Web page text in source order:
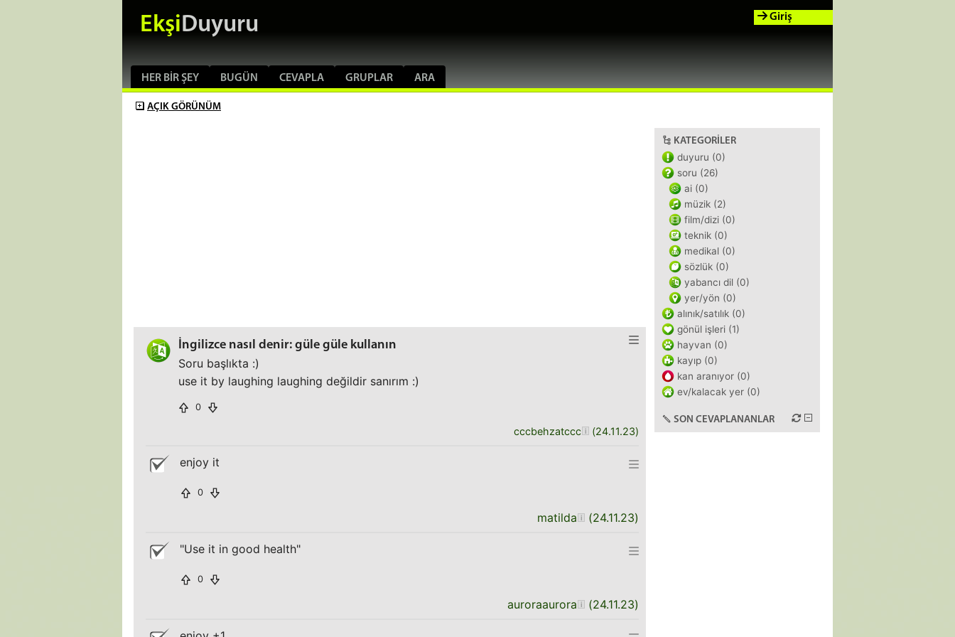
EkşiDuyuru
HER BIR ŞEY BUGÜN CEVAPLA GRUPLAR ARA
Giriş
AÇIK GÖRÜNÜM
İngilizce nasıl denir: güle güle kullanın
Soru başlıkta :)
use it by laughing laughing değildir sanırım :)
0
cccbehzatccc (24.11.23)
enjoy it
0
matilda (24.11.23)
"Use it in good health"
0
auroraaurora (24.11.23)
KATEGORILER
duyuru (0)
soru (26)
ai (0)
müzik (2)
film/dizi (0)
teknik (0)
medikal (0)
sözlük (0)
yabancı dil (0)
yer/yön (0)
alınık/satılık (0)
gönül işleri (1)
hayvan (0)
kayıp (0)
kan aranıyor (0)
ev/kalacak yer (0)
SON CEVAPLANANLAR